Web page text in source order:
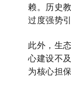
赖。历史
过度强势
此外，生
心建设不
为核心担